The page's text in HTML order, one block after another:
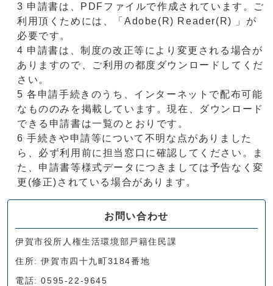
3 申請書は、PDFファイルで作成されています。ご
利用頂くためには、「Adobe(R) Reader(R) 」が
必要です。
4 申請書は、制度の改正等により変更される場合が
ありますので、ご利用の都度ダウンロードしてくだ
さい。
5 各申請手続きのうち、インターネットで配布可能
なもののみを掲載しています。現在、ダウンロード
できる申請書は一覧のとおりです。
6 手続きや申請等について不明な点がありました
ら、必ず利用前に担当窓口に確認してください。ま
た、申請書等様式データにつきましては予告なく変
更(修正)されている場合があります。
お問い合わせ
伊賀市役所人権生活環境部戸籍住民課
住所: 伊賀市四十九町3184番地
電話: 0595-22-9645